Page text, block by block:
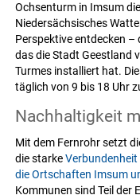
Ochsenturm in Imsum
Niedersächsisches
Perspektive entdecken
das die Stadt Geestland
Turmes installiert hat.
täglich von 9 bis 18 Uhr
Nachhaltigkeit
Mit dem Fernrohr setzt
die starke
die Ortschaften Imsum
Kommunen sind Teil der